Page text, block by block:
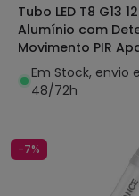
Tubo LED T8 G13
Alumínio com
Movimento PIR
Total Conexão
18W 100lm/w
Em Stock, envio
48/72h
-7%